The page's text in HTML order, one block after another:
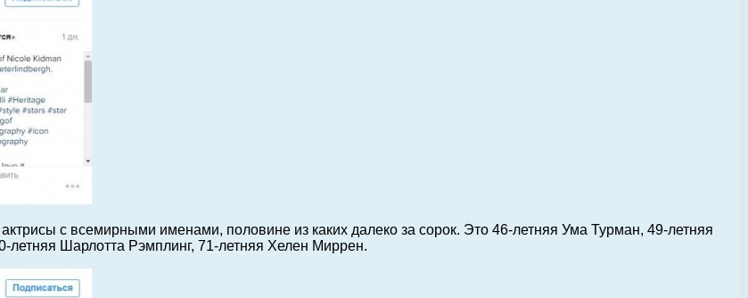
с всемирными именами, половине из каких далеко за сорок. Это 46-летняя Ума Турман, 49-летняя
Шарлотта Рэмплинг, 71-летняя Хелен Миррен.